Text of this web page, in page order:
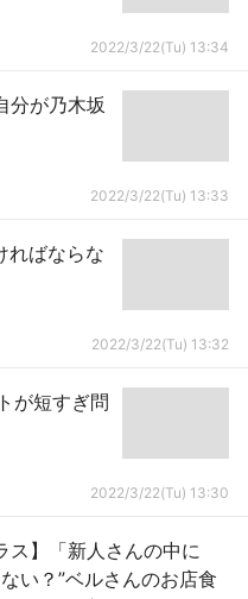
2022/3/22(Tu) 13:34
分が乃木坂
2022/3/22(Tu) 13:33
ればならな
2022/3/22(Tu) 13:32
が短すぎ問
2022/3/22(Tu) 13:30
】「新人さんの中に
い？”ベルさんのお店食